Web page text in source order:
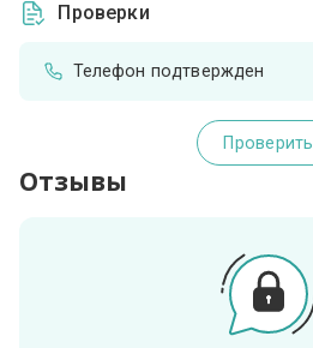
Проверки
Телефон подтвержден
Проверить
Отзывы